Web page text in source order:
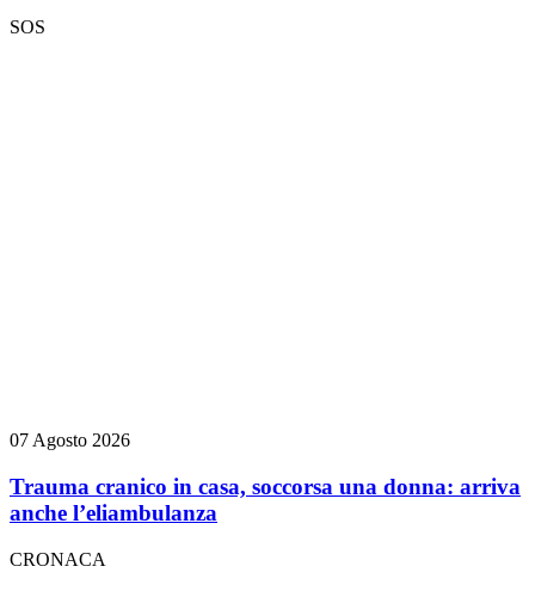
SOS
07 Agosto 2026
Trauma cranico in casa, soccorsa una donna: arriva
anche l’eliambulanza
CRONACA